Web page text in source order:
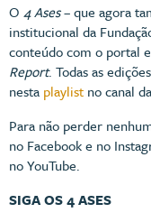
O 4 Ases– que agora
institucional da
conteúdo com o portal
Report. Todas as
nesta playlist no canal
Para não perder
no Facebook e no
no YouTube.
SIGA OS 4 ASES